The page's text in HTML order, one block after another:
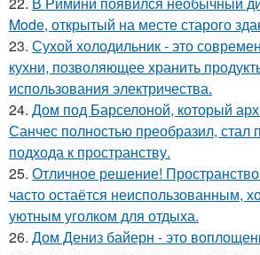
Mode, открытый на месте старого
23. Сухой холодильник - это
кухни, позволяющее хранить
использования электричества.
24. Дом под Барселоной, который
Санчес полностью преобразил, стал
подхода к пространству.
25. Отличное решение!
часто остаётся неиспользованным,
уютным уголком для отдыха.
26. Дом Дениз байерн - это